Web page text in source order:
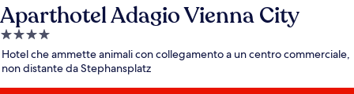
Aparthotel Adagio Vienna City
Struttura
a
4.0
stelle
Hotel che ammette animali con collegamento a un centro commerciale,
non distante da Stephansplatz